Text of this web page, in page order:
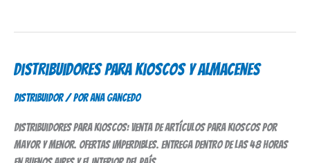
Distribuidores para Kioscos y Almacenes
Distribuidor/ PorAna Gancedo
Distribuidores para kioscos: venta de artículos para kioscos por
mayor y menor. Ofertas imperdibles. Entrega dentro de las 48 horas
Distribuidores
Kioscos